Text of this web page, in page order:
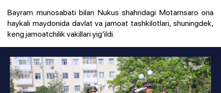
Bayram munosabati bilan Nukus shahridagi Motamsaro ona
haykali maydonida davlat va jamoat tashkilotlari, shuningdek,
keng jamoatchilik vakillari yig‘ildi.